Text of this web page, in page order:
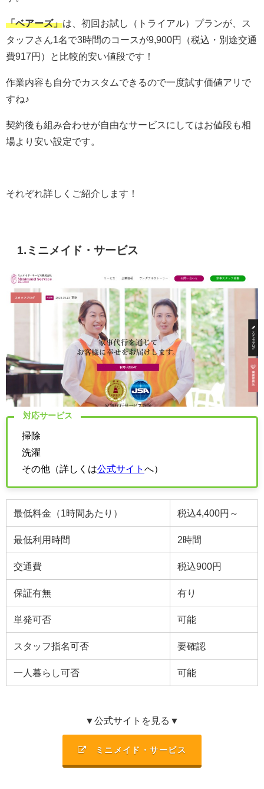
「ベアーズ」は、初回お試し（トライアル）プランが、ス
タッフさん1名で3時間のコースが9,900円（税込・別途交通
費917円）と比較的安い値段です！
作業内容も自分でカスタムできるので一度試す価値アリで
すね♪
契約後も組み合わせが自由なサービスにしてはお値段も相
場より安い設定です。
それぞれ詳しくご紹介します！
1.ミニメイド・サービス
対応サービス
掃除
洗濯
その他（詳しくは公式サイト へ）
最低料金（1時間あたり） 税込4,400円～
最低利用時間 2時間
交通費 税込900円
保証有無 有り
単発可否 可能
スタッフ指名可否 要確認
一人暮らし可否 可能
▼公式サイトを見る▼
ミニメイド・サービス